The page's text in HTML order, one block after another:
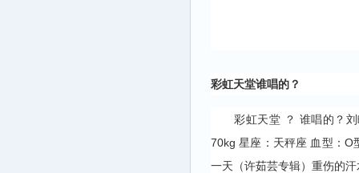
彩虹天堂谁唱的？
彩虹天堂 ？ 谁唱的？刘
70kg 星座：天秤座 血型：O
一天（许茹芸专辑）重伤的汗